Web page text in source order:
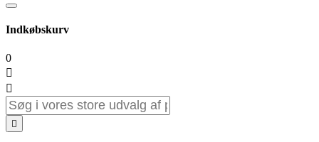
Indkøbskurv
0


